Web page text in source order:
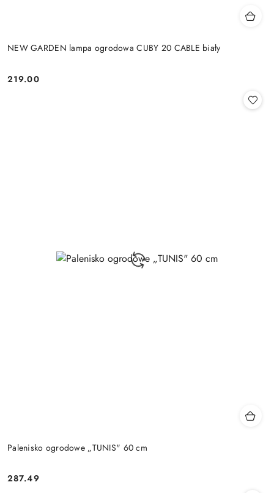
NEW GARDEN lampa ogrodowa CUBY 20 CABLE biały
Cena:
219.00
Palenisko ogrodowe „TUNIS" 60 cm
Cena:
287.49